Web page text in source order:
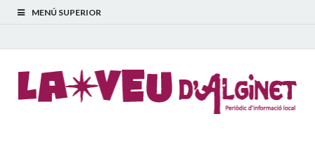
MENÚ SUPERIOR